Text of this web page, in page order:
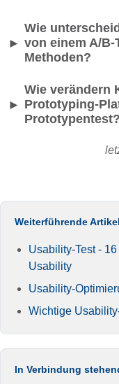
►
Wie
von einem A/
Methoden?
►
Wie verändern
Prototyping-
Prototypentest?
Weiterführende
Usability-Test -
Usability
Usability-
Wichtige
In Verbindung